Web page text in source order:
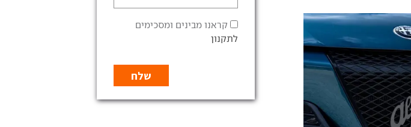
קראנו מבינים ומסכימים
לתקנון